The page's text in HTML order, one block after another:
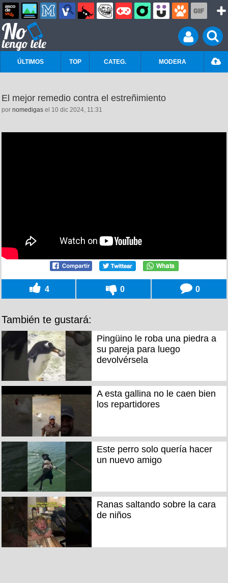
ÚLTIMOS TOP CATEG. MODERA
El mejor remedio contra el estreñimiento
por nomedigas el 10 dic 2024, 11:31
4 0 0
También te gustará:
Pingüino le roba una piedra a
su pareja para luego
devolvérsela
A esta gallina no le caen bien
los repartidores
Este perro solo quería hacer
un nuevo amigo
Ranas saltando sobre la cara
de niños